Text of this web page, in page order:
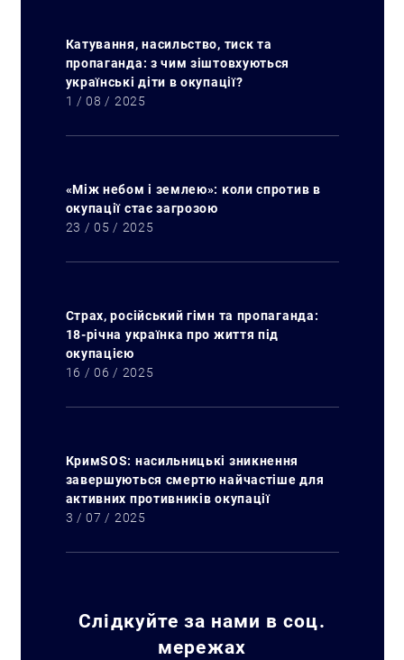
Катування, насильство, тиск та
пропаганда: з чим зіштовхуються
українські діти в окупації?
1 / 08 / 2025
«Між небом і землею»: коли спротив в
окупації стає загрозою
23 / 05 / 2025
Страх, російський гімн та пропаганда:
18-річна українка про життя під
окупацією
16 / 06 / 2025
КримSOS: насильницькі зникнення
завершуються смертю найчастіше для
активних противників окупації
3 / 07 / 2025
Слідкуйте за нами в соц.
мережах